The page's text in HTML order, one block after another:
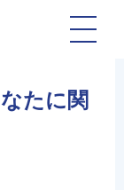
たに関